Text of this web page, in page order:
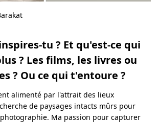
tu ? Et qu'est-ce qui
? Les films, les livres ou
? Ou ce qui t'entoure ?
alimenté par l'attrait des lieux
de paysages intacts mûrs pour
Ma passion pour capturer